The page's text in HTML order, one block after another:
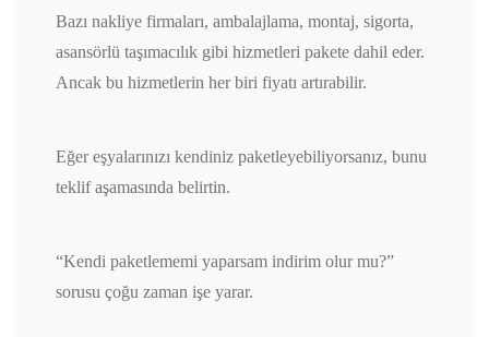
Bazı nakliye firmaları, ambalajlama, montaj, sigorta,
asansörlü taşımacılık gibi hizmetleri pakete dahil eder.
Ancak bu hizmetlerin her biri fiyatı artırabilir.
Eğer eşyalarınızı kendiniz paketleyebiliyorsanız, bunu
teklif aşamasında belirtin.
“Kendi paketlememi yaparsam indirim olur mu?”
sorusu çoğu zaman işe yarar.